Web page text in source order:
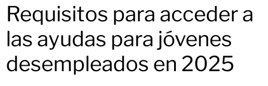
Requisitos para acceder a
las ayudas para jóvenes
desempleados en 2025